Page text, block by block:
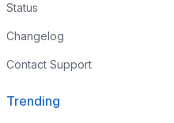
Status
Changelog
Contact Support
Trending